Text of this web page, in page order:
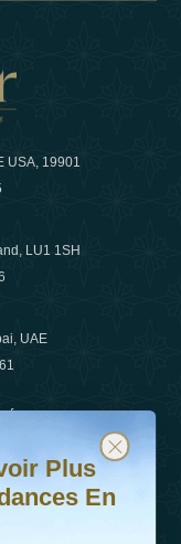
USA, 19901
LU1 1SH
UAE
dernières
restez informé
Plus
En